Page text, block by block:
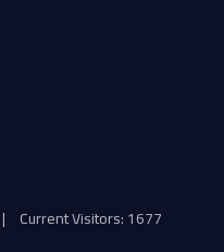
| Current Visitors: 1677